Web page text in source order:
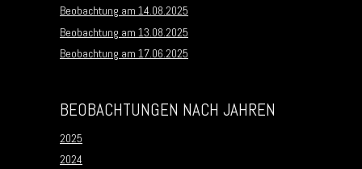
Beobachtung am 14.08.2025
Beobachtung am 13.08.2025
Beobachtung am 17.06.2025
BEOBACHTUNGEN NACH JAHREN
2025
2024